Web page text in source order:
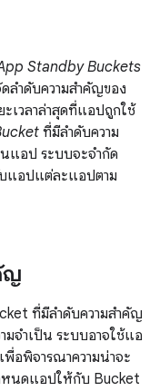
Standby Buckets
ำดับความสำคัญของ
เวลาล่าสุดที่แอปถูกใช้
ที่มีลำดับความ
นแอป ระบบจะจำกัด
แอปแต่ละแอปตาม
ญ
ที่มีลำดับความสำคัญ
จำเป็น ระบบอาจใช้แอ
อพิจารณาความน่าจะ
นดแอปให้กับ Bucket